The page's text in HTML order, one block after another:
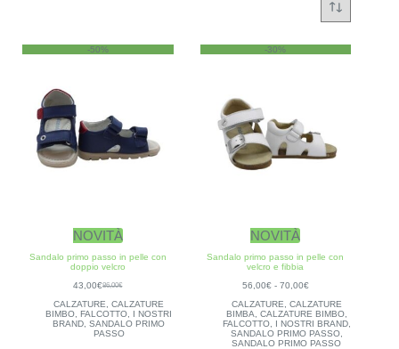
-50%
NOVITÀ
Sandalo primo passo in pelle con
doppio velcro
86,00€
43,00€
CALZATURE
,CALZATURE
BIMBO ,FALCOTTO
I NOSTRI
BRAND ,SANDALO PRIMO
PASSO
-30%
NOVITÀ
Sandalo primo passo in pelle con
velcro e fibbia
56,00€ - 70,00€
CALZATURE
CALZATURE
BIMBA
CALZATURE BIMBO,
FALCOTTO, I NOSTRI BRAND,
SANDALO PRIMO PASSO,
SANDALO PRIMO PASSO